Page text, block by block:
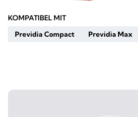
KOMPATIBEL MIT
Previdia Compact
Previdia Max